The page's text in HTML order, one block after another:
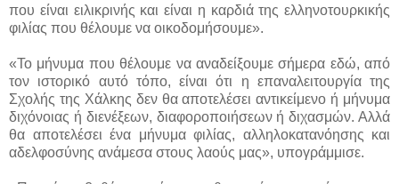
που είναι ειλικρινής και είναι η καρδιά της ελληνοτουρκικής
φιλίας που θέλουμε να οικοδομήσουμε».
«Το μήνυμα που θέλουμε να αναδείξουμε σήμερα εδώ, από
τον ιστορικό αυτό τόπο, είναι ότι η επαναλειτουργία της
Σχολής της Χάλκης δεν θα αποτελέσει αντικείμενο ή μήνυμα
διχόνοιας ή διενέξεων, διαφοροποιήσεων ή διχασμών. Αλλά
θα αποτελέσει ένα μήνυμα φιλίας, αλληλοκατανόησης και
αδελφοσύνης ανάμεσα στους λαούς μας», υπογράμμισε.